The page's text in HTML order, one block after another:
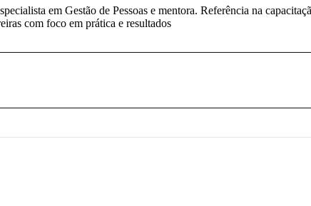
em Gestão de Pessoas e mentora. Referência na
com foco em prática e resultados